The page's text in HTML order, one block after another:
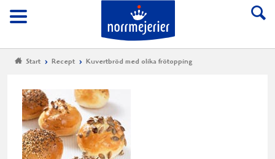
Meny
Till Norrmejerier
Start Recept Kuvertbröd med olika frötopping